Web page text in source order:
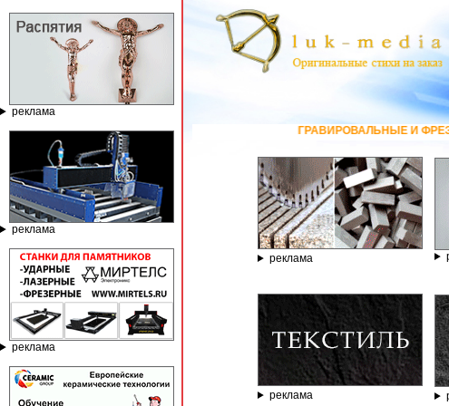
реклама
реклама
реклама
ГРАВИРОВАЛЬНЫЕ И ФРЕЗЕРНЫЕ СТАНКИ ПО
реклама
реклама